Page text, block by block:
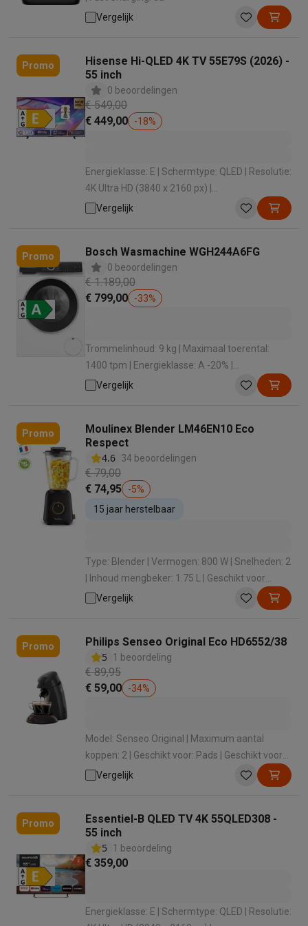
Vergelijk
Promo
Hisense Hi-QLED 4K TV 55E79S (2026) -
55 inch
0 beoordelingen
€ 549,00
€ 449,00
-18%
Energieklasse: E | Schermtype: QLED | Resolutie:
4K Ultra HD (3840 x 2160 px) |
Besturingssysteem: VIDAA | HDR: Ja
Vergelijk
Promo Bosch Wasmachine WGH244A6FG
0 beoordelingen
€ 1.189,00
€ 799,00
-33%
Trommelinhoud: 9 kg | Maximaal toerental:
1400 tpm | Energieklasse: A -20% |
Geluidsniveau bij het zwieren: 70 dB | Dosering
Vergelijk
Promo
Moulinex Blender LM46EN10 Eco
Respect
4.6 34 beoordelingen
€ 79,00
€ 74,95
-5%
15 jaar herstelbaar
Type: Blender | Vermogen: 800 W | Snelheden: 2
| Inhoud mengbeker: 1.75 L | Geschikt voor
vaatwasmachine: Ja
Vergelijk
Promo
Philips Senseo Original Eco HD6552/38
5
1 beoordeling
€ 89,95
€ 59,00
-34%
Model: Senseo Original | Maximum aantal
koppen: 2 | Geschikt voor: Pads | Geschikt voor
melk opschuimen: Nee | Automatisch
Vergelijk
Promo
Essentiel-B QLED TV 4K 55QLED308 -
55 inch
5
1 beoordeling
€ 359,00
Energieklasse: E | Schermtype: QLED | Resolutie: